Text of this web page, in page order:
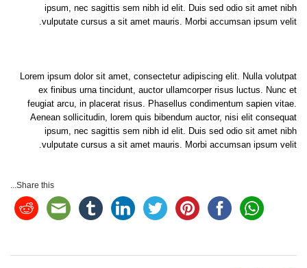
ipsum, nec sagittis sem nibh id elit. Duis sed odio sit amet nibh
vulputate cursus a sit amet mauris. Morbi accumsan ipsum velit.
Lorem ipsum dolor sit amet, consectetur adipiscing elit. Nulla volutpat
ex finibus urna tincidunt, auctor ullamcorper risus luctus. Nunc et
feugiat arcu, in placerat risus. Phasellus condimentum sapien vitae.
Aenean sollicitudin, lorem quis bibendum auctor, nisi elit consequat
ipsum, nec sagittis sem nibh id elit. Duis sed odio sit amet nibh
vulputate cursus a sit amet mauris. Morbi accumsan ipsum velit.
Share this...